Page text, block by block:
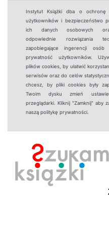
Instytut Książki dba o ochronę
użytkowników i bezpieczeństwo
ich danych osobowych
odpowiednie rozwiązania
zapobiegające ingerencji
prywatność użytkowników.
plików cookies, by ułatwić
serwisów oraz do celów
chcesz, by pliki cookies były
Twoim dysku zmień
przeglądarki. Kliknij "Zamknij" aby
naszą politykę prywatności.